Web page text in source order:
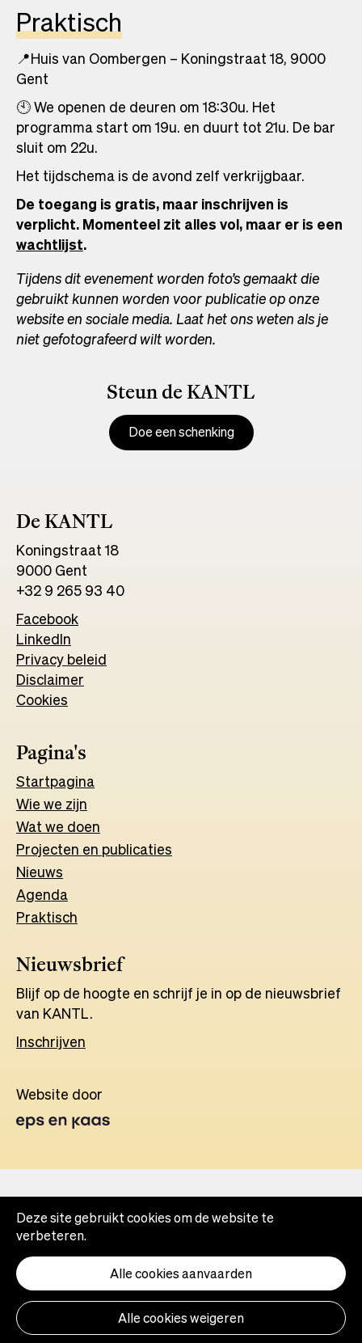
Praktisch
📍Huis van Oombergen – Koningstraat 18, 9000
Gent
🕙 We openen de deuren om 18:30u. Het
programma start om 19u. en duurt tot 21u. De bar
sluit om 22u.
Het tijdschema is de avond zelf verkrijgbaar.
De toegang is gratis, maar inschrijven is
verplicht.Momenteel zit alles vol, maar er is een
wachtlijst.
Tijdens dit evenement worden foto’s gemaakt die
gebruikt kunnen worden voor publicatie op onze
website en sociale media. Laat het ons weten als je
niet gefotografeerd wilt worden.
Steun de KANTL
Doe een schenking
De KANTL
Koningstraat 18
9000 Gent
+32 9 265 93 40
Facebook
a
new
LinkedIn
in
a
Privacy beleid
Disclaimer
Cookies
Pagina's
Startpagina
Wie we zijn
Wat we doen
Projecten en publicaties
Nieuws
Agenda
Praktisch
Nieuwsbrief
Blijf op de hoogte en schrijf je in op de nieuwsbrief
van KANTL.
Inschrijven
Website door
in
tab
Deze site gebruikt cookies om de website te
verbeteren.
Alle cookies weigeren
Alle cookies aanvaarden